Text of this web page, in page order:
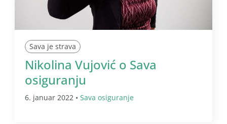
Sava je strava
Nikolina Vujović o Sava
osiguranju
6. januar 2022 • Sava osiguranje